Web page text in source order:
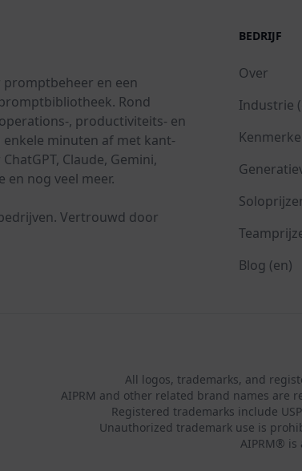
promptbeheer en een
Rond
, productiviteits- en
minuten af met kant-
Claude, Gemini,
en nog veel meer.
Vertrouwd door
BEDRIJF
Over
Industrie
Blog (en)
All logos, trademarks, and
AIPRM and other related brand names are
Registered trademarks include
Unauthorized trademark use is
AIPRM® is